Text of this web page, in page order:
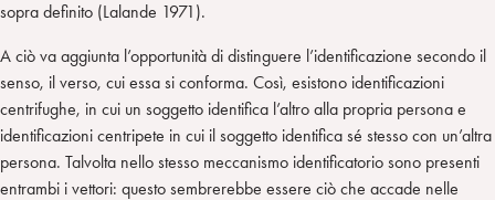
sopra definito (Lalande 1971).
A ciò va aggiunta l’opportunità di distinguere l’identificazione secondo il
senso, il verso, cui essa si conforma. Così, esistono identificazioni
centrifughe, in cui un soggetto identifica l’altro alla propria persona e
identificazioni centripete in cui il soggetto identifica sé stesso con un’altra
persona. Talvolta nello stesso meccanismo identificatorio sono presenti
entrambi i vettori: questo sembrerebbe essere ciò che accade nelle